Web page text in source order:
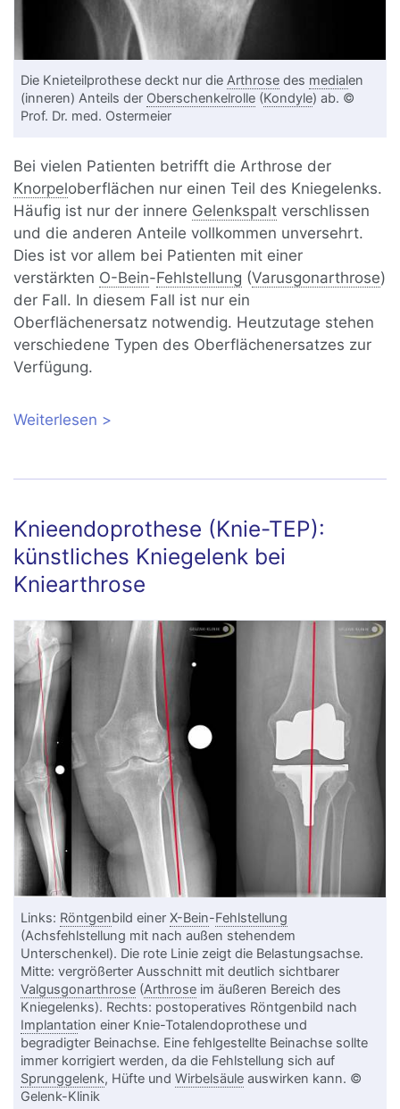
Die Knieteilprothese deckt nur dieArthrose des medialen
(inneren) Anteils der Oberschenkelrolle (Kondyle) ab. ©
Prof. Dr. med. Ostermeier
Bei vielen Patienten betrifft die Arthrose der
Knorpeloberflächen nur einen Teil des Kniegelenks.
Häufig ist nur der innere Gelenkspalt verschlissen
und die anderen Anteile vollkommen unversehrt.
Dies ist vor allem bei Patienten mit einer
verstärkten O-Bein-Fehlstellung (Varusgonarthrose)
der Fall. In diesem Fall ist nur ein
Oberflächenersatz notwendig. Heutzutage stehen
verschiedene Typen des Oberflächenersatzes zur
Verfügung.
Weiterlesen über Knieteilprothese (Repicci):
Knieendoprothese (Knie-TEP):
künstliches Kniegelenk bei
Kniearthrose
Links: Röntgenbild einerX-Bein-Fehlstellung
(Achsfehlstellung mit nach außen stehendem
Unterschenkel). Die rote Linie zeigt die Belastungsachse.
Mitte: vergrößerter Ausschnitt mit deutlich sichtbarer
Valgusgonarthrose (Arthrose im äußeren Bereich des
Kniegelenks). Rechts: postoperatives Röntgenbild nach
Implantation einer Knie-Totalendoprothese und
begradigter Beinachse. Eine fehlgestellte Beinachse sollte
immer korrigiert werden, da die Fehlstellung sich auf
Sprunggelenk, Hüfte undWirbelsäule auswirken kann. ©
Gelenk-Klinik